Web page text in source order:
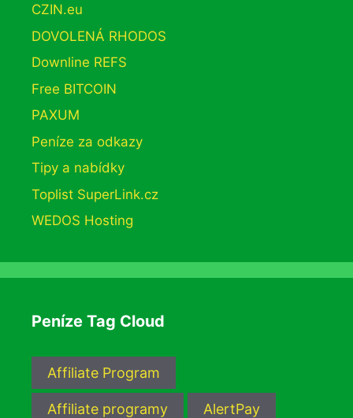
CZIN.eu
DOVOLENÁ RHODOS
Downline REFS
Free BITCOIN
PAXUM
Peníze za odkazy
Tipy a nabídky
Toplist SuperLink.cz
WEDOS Hosting
Peníze Tag Cloud
Affiliate Program
Affiliate programy AlertPay